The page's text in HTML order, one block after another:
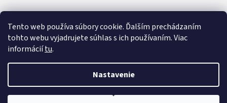
Tento web používa súbory cookie. Ďalším prechádzaním
tohto webu vyjadrujete súhlas s ich používaním. Viac
informáciítu.
Nastavenie
Vytvoril Shoptet